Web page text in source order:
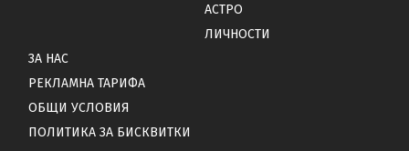
АСТРО
ЛИЧНОСТИ
ЗА НАС
РЕКЛАМНА ТАРИФА
ОБЩИ УСЛОВИЯ
ПОЛИТИКА ЗА БИСКВИТКИ